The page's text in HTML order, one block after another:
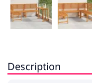
Description